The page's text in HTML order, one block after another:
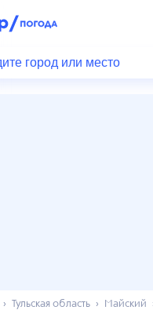
город или место
Тульская область Майский